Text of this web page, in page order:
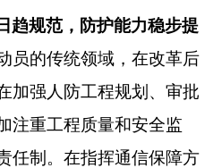
趋规范，防护能力稳步提
员的传统领域，在改革后
加强人防工程规划、审批
注重工程质量和安全监
任制。在指挥通信保障方